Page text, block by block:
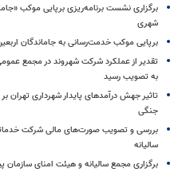
برگزاری نشست برنامه‌ریزی برپایی موکب
شهری
برپایی موکب خدمت‌رسانی به جاماندگان
به تصویب رسید
تاثیر جهش درآمدهای پایدار شهرداری تهران
جنگی
بررسی و تصویب صورت‌های مالی شرکت
سالیانه
برگزاری مجمع سالیانه و هیئت امنای